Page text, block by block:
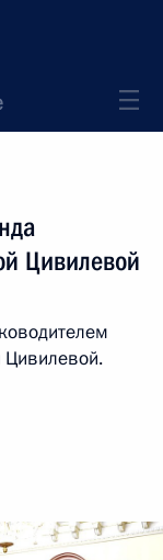
Цивилевой
Цивилевой.